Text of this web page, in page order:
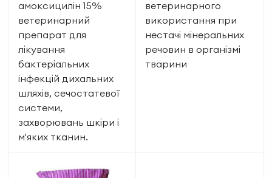
амоксицилін 15%
ветеринарний
препарат для
лікування
бактеріальних
інфекцій дихальних
шляхів, сечостатевої
системи,
захворювань шкіри і
м'яких тканин.
ветеринарного
використання при
нестачі мінеральних
речовин в організмі
тварини